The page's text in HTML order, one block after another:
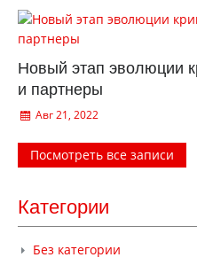
Новый этап эволюции
и партнеры
Авг 21, 2022
Посмотреть все записи
Категории
Без категории